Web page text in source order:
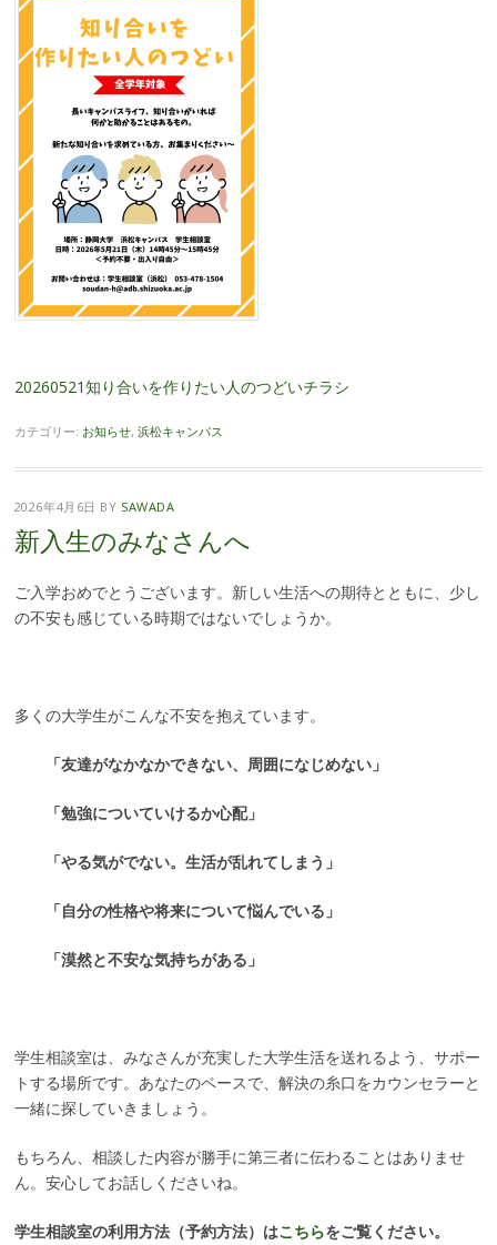
20260521知り合いを作りたい人のつどいチラシ
カテゴリー: お知らせ, 浜松キャンパス
2026年4月6日 BY SAWADA
新入生のみなさんへ
ご入学おめでとうございます。新しい生活への期待とともに、少し
の不安も感じている時期ではないでしょうか。
多くの大学生がこんな不安を抱えています。
「友達がなかなかできない、周囲になじめない」
「勉強についていけるか心配」
「やる気がでない。生活が乱れてしまう」
「自分の性格や将来について悩んでいる」
「漠然と不安な気持ちがある」
学生相談室は、みなさんが充実した大学生活を送れるよう、サポー
トする場所です。 あなたのペースで、解決の糸口をカウンセラーと
一緒に探していきましょう。
もちろん、相談した内容が勝手に第三者に伝わることはありませ
ん。安心してお話しくださいね。
学生相談室の利用方法（予約方法）はこちらをご覧ください。